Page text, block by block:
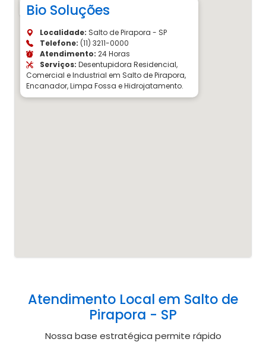
Bio Soluções
Localidade: Salto de Pirapora - SP
Telefone: (11) 3211-0000
Atendimento: 24 Horas
Serviços: Desentupidora Residencial,
Comercial e Industrial em Salto de Pirapora,
Encanador, Limpa Fossa e Hidrojatamento.
Atendimento Local em Salto de
Pirapora - SP
Nossa base estratégica permite rápido